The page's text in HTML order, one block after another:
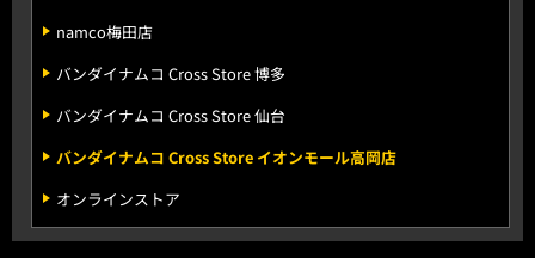
namco梅田店
バンダイナムコ Cross Store 博多
バンダイナムコ Cross Store 仙台
バンダイナムコ Cross Store イオンモール高岡店
オンラインストア